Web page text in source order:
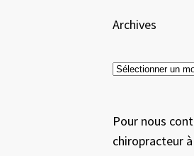
Archives
Pour nous
chiropracteur